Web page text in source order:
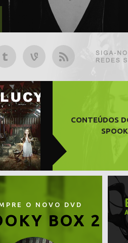
CONTEÚDOS
O NOVO DVD
BOX 2